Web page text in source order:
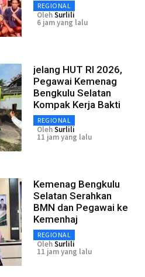
REGIONAL
OlehSurlili
6 jam yang lalu
jelang HUT RI 2026,
Pegawai Kemenag
Bengkulu Selatan
Kompak Kerja Bakti
REGIONAL
OlehSurlili
11 jam yang lalu
Kemenag Bengkulu
Selatan Serahkan
BMN dan Pegawai ke
Kemenhaj
REGIONAL
OlehSurlili
11 jam yang lalu